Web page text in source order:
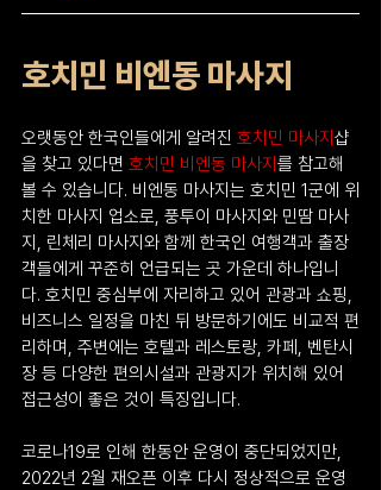
호치민 비엔동 마사지
오랫동안 한국인들에게 알려진 호치민 마사지 샵
을 찾고 있다면 호치민 비엔동 마사지 를 참고해
볼 수 있습니다. 비엔동 마사지는 호치민 1군에 위
치한 마사지 업소로, 풍투이 마사지와 민땀 마사
지, 린체리 마사지와 함께 한국인 여행객과 출장
객들에게 꾸준히 언급되는 곳 가운데 하나입니
다. 호치민 중심부에 자리하고 있어 관광과 쇼핑,
비즈니스 일정을 마친 뒤 방문하기에도 비교적 편
리하며, 주변에는 호텔과 레스토랑, 카페, 벤탄시
장 등 다양한 편의시설과 관광지가 위치해 있어
접근성이 좋은 것이 특징입니다.
코로나19로 인해 한동안 운영이 중단되었지만,
2022년 2월 재오픈 이후 다시 정상적으로 운영